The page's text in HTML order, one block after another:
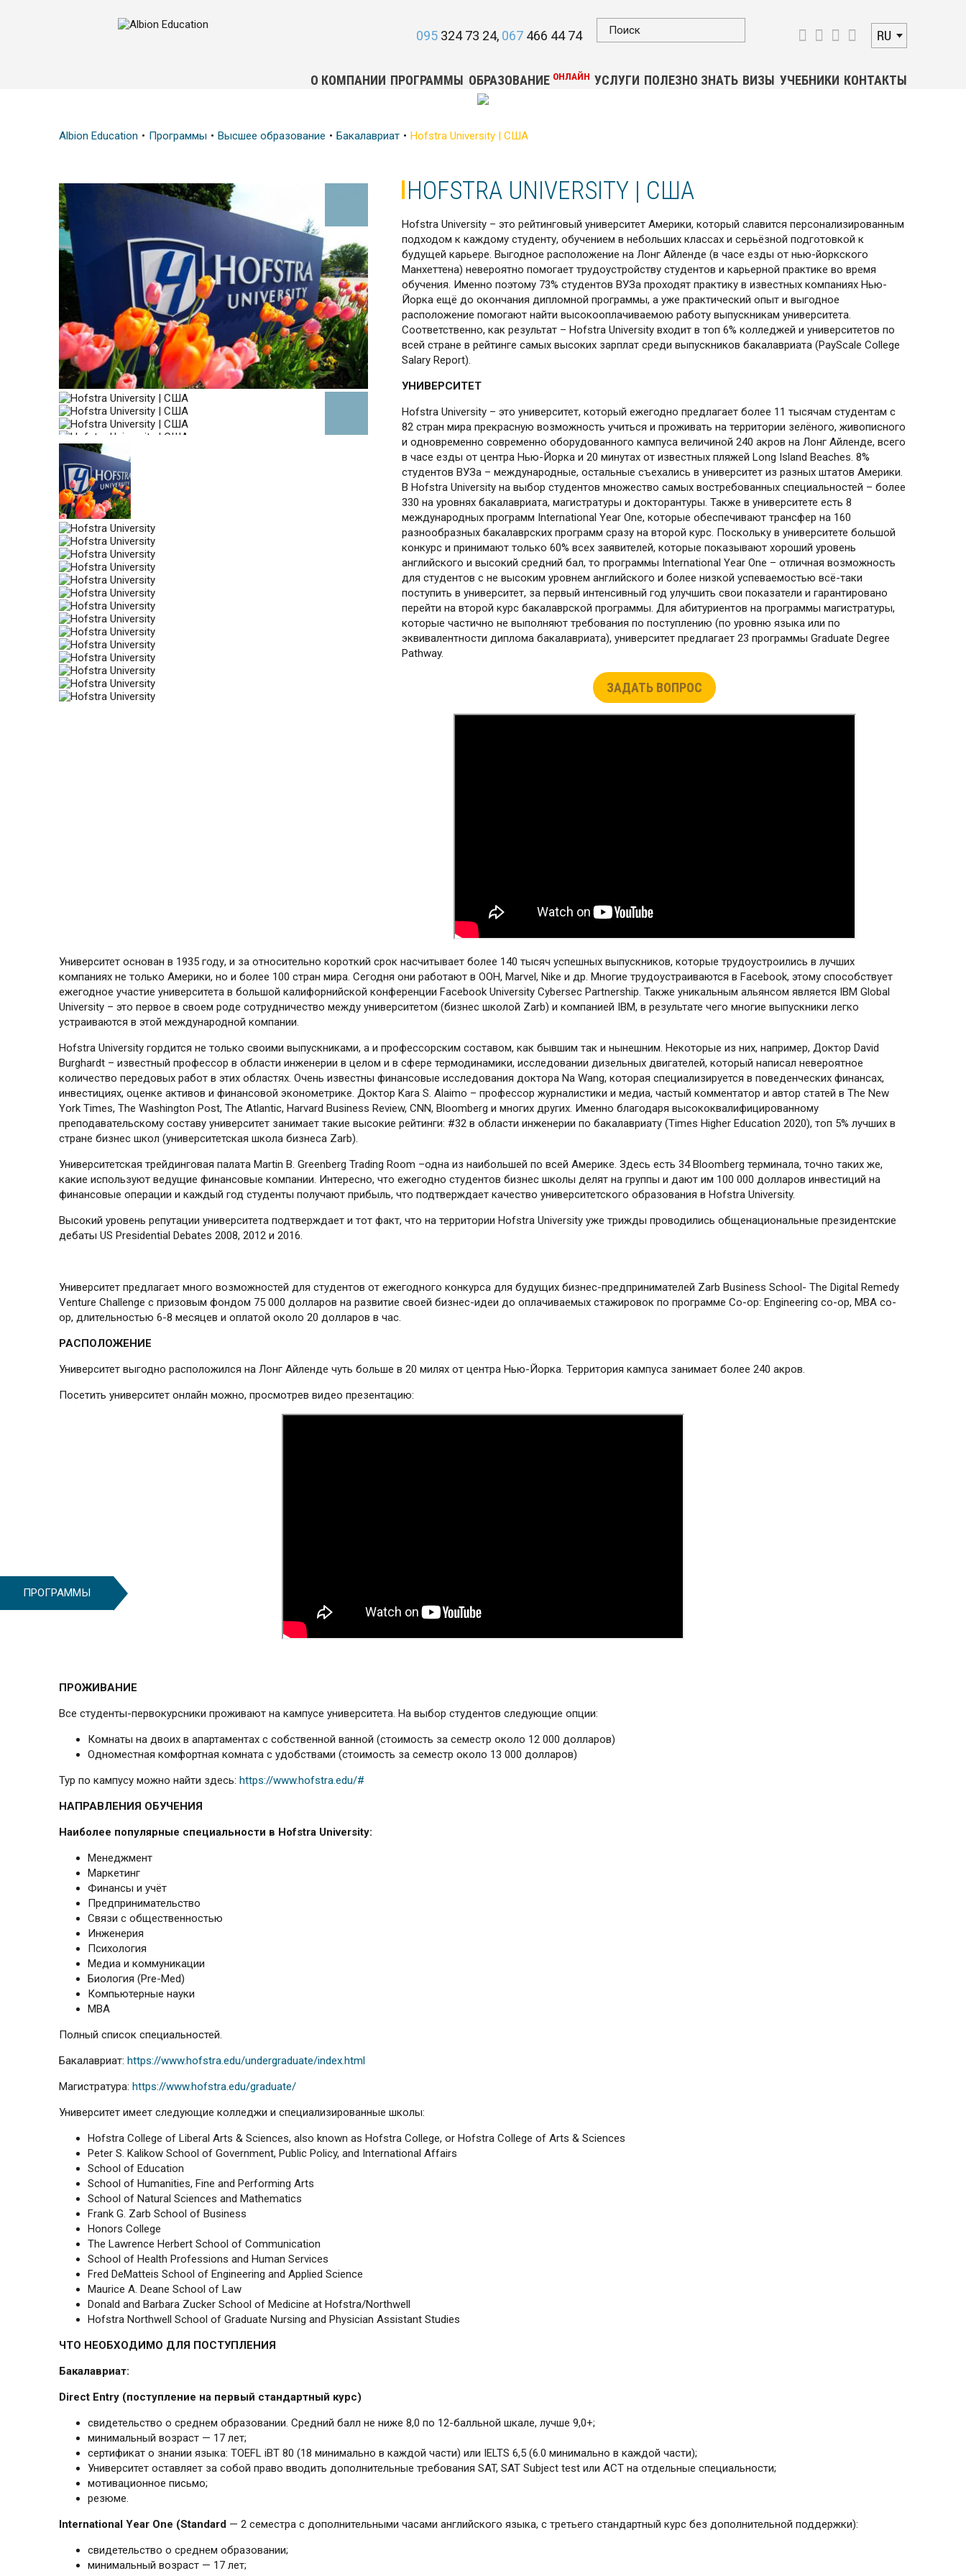
095 324 73 24 067 466 44 74 RU
О КОМПАНИИ ПРОГРАММЫ ОБРАЗОВАНИЕ ОНЛАЙН УСЛУГИ ПОЛЕЗНО ЗНАТЬ ВИЗЫ УЧЕБНИКИ КОНТАКТЫ
Albion Education Программы Высшее образование Бакалавриат Hofstra University | CША
HOFSTRA UNIVERSITY | CША
Hofstra University – это рейтинговый университет Америки, который славится персонализированным
подходом к каждому студенту, обучением в небольших классах и серьёзной подготовкой к
будущей карьере. Выгодное расположение на Лонг Айленде (в часе езды от нью-йоркского
Манхеттена) невероятно помогает трудоустройству студентов и карьерной практике во время
обучения. Именно поэтому 73% студентов ВУЗа проходят практику в известных компаниях Нью-
Йорка ещё до окончания дипломной программы, а уже практический опыт и выгодное
расположение помогают найти высокооплачиваемою работу выпускникам университета.
Соответственно, как результат – Hofstra University входит в топ 6% колледжей и университетов по
всей стране в рейтинге самых высоких зарплат среди выпускников бакалавриата (PayScale College
Salary Report).
УНИВЕРСИТЕТ
Hofstra University – это университет, который ежегодно предлагает более 11 тысячам студентам с
82 стран мира прекрасную возможность учиться и проживать на территории зелёного, живописного
и одновременно современно оборудованного кампуса величиной 240 акров на Лонг Айленде, всего
в часе езды от центра Нью-Йорка и 20 минутах от известных пляжей Long Island Beaches. 8%
студентов ВУЗа – международные, остальные съехались в университет из разных штатов Америки.
В Hofstra University на выбор студентов множество самых востребованных специальностей – более
330 на уровнях бакалавриата, магистратуры и докторантуры. Также в университете есть 8
международных программ International Year One, которые обеспечивают трансфер на 160
разнообразных бакалаврских программ сразу на второй курс. Поскольку в университете большой
конкурс и принимают только 60% всех заявителей, которые показывают хороший уровень
английского и высокий средний бал, то программы International Year One – отличная возможность
для студентов с не высоким уровнем английского и более низкой успеваемостью всё-таки
поступить в университет, за первый интенсивный год улучшить свои показатели и гарантировано
перейти на второй курс бакалаврской программы. Для абитуриентов на программы магистратуры,
которые частично не выполняют требования по поступлению (по уровню языка или по
эквивалентности диплома бакалавриата), университет предлагает 23 программы Graduate Degree
Pathway.
ЗАДАТЬ ВОПРОС
Университет основан в 1935 году, и за относительно короткий срок насчитывает более 140 тысяч успешных выпускников, которые трудоустроились в лучших
компаниях не только Америки, но и более 100 стран мира. Сегодня они работают в ООН, Marvel, Nike и др. Многие трудоустраиваются в Facebook, этому способствует
ежегодное участие университета в большой калифорнийской конференции Facebook University Cybersec Partnership. Также уникальным альянсом является IBM Global
University – это первое в своем роде сотрудничество между университетом (бизнес школой Zarb) и компанией IBM, в результате чего многие выпускники легко
устраиваются в этой международной компании.
Hofstra University гордится не только своими выпускниками, а и профессорским составом, как бывшим так и нынешним. Некоторые из них, например, Доктор David
Burghardt – известный профессор в области инженерии в целом и в сфере термодинамики, исследовании дизельных двигателей, который написал невероятное
количество передовых работ в этих областях. Очень известны финансовые исследования доктора Na Wang, которая специализируется в поведенческих финансах,
инвестициях, оценке активов и финансовой эконометрике. Доктор Kara S. Alaimo – профессор журналистики и медиа, частый комментатор и автор статей в The New
York Times, The Washington Post, The Atlantic, Harvard Business Review, CNN, Bloomberg и многих других. Именно благодаря высококвалифицированному
преподавательскому составу университет занимает такие высокие рейтинги: #32 в области инженерии по бакалавриату (Times Higher Education 2020), топ 5% лучших в
стране бизнес школ (университетская школа бизнеса Zarb).
Университетская трейдинговая палата Martin B. Greenberg Trading Room –одна из наибольшей по всей Америке. Здесь есть 34 Bloomberg терминала, точно таких же,
какие используют ведущие финансовые компании. Интересно, что ежегодно студентов бизнес школы делят на группы и дают им 100 000 долларов инвестиций на
финансовые операции и каждый год студенты получают прибыль, что подтверждает качество университетского образования в Hofstra University.
Высокий уровень репутации университета подтверждает и тот факт, что на территории Hofstra University уже трижды проводились общенациональные президентские
дебаты US Presidential Debates 2008, 2012 и 2016.
Университет предлагает много возможностей для студентов от ежегодного конкурса для будущих бизнес-предпринимателей Zarb Business School- The Digital Remedy
Venture Challenge с призовым фондом 75 000 долларов на развитие своей бизнес-идеи до оплачиваемых стажировок по программе Co-op: Engineering co-op, MBA co-
op, длительностью 6-8 месяцев и оплатой около 20 долларов в час.
РАСПОЛОЖЕНИЕ
Университет выгодно расположился на Лонг Айленде чуть больше в 20 милях от центра Нью-Йорка. Территория кампуса занимает более 240 акров.
Посетить университет онлайн можно, просмотрев видео презентацию:
ПРОЖИВАНИЕ
Все студенты-первокурсники проживают на кампусе университета. На выбор студентов следующие опции:
Комнаты на двоих в апартаментах с собственной ванной (стоимость за семестр около 12 000 долларов)
Одноместная комфортная комната с удобствами (стоимость за семестр около 13 000 долларов)
Тур по кампусу можно найти здесь: https://www.hofstra.edu/#
НАПРАВЛЕНИЯ ОБУЧЕНИЯ
Наиболее популярные специальности в Hofstra University:
Менеджмент
Маркетинг
Финансы и учёт
Предпринимательство
Связи с общественностью
Инженерия
Психология
Медиа и коммуникации
Биология (Pre-Med)
Компьютерные науки
МВА
Полный список специальностей.
Бакалавриат: https://www.hofstra.edu/undergraduate/index.html
Магистратура: https://www.hofstra.edu/graduate/
Университет имеет следующие колледжи и специализированные школы:
Hofstra College of Liberal Arts & Sciences, also known as Hofstra College, or Hofstra College of Arts & Sciences
Peter S. Kalikow School of Government, Public Policy, and International Affairs
School of Education
School of Humanities, Fine and Performing Arts
School of Natural Sciences and Mathematics
Frank G. Zarb School of Business
Honors College
The Lawrence Herbert School of Communication
School of Health Professions and Human Services
Fred DeMatteis School of Engineering and Applied Science
Maurice A. Deane School of Law
Donald and Barbara Zucker School of Medicine at Hofstra/Northwell
Hofstra Northwell School of Graduate Nursing and Physician Assistant Studies
ЧТО НЕОБХОДИМО ДЛЯ ПОСТУПЛЕНИЯ
Бакалавриат:
Direct Entry (поступление на первый стандартный курс)
свидетельство о среднем образовании. Средний балл не ниже 8,0 по 12-балльной шкале, лучше 9,0+;
минимальный возраст — 17 лет;
сертификат о знании языка: TOEFL iBT 80 (18 минимально в каждой части) или IELTS 6,5 (6.0 минимально в каждой части);
Университет оставляет за собой право вводить дополнительные требования SAT, SAT Subject test или ACT на отдельные специальности;
мотивационное письмо;
резюме.
International Year One (Standard — 2 семестра с дополнительными часами английского языка, с третьего стандартный курс без дополнительной поддержки):
свидетельство о среднем образовании;
минимальный возраст — 17 лет;
ПРОГРАММЫ